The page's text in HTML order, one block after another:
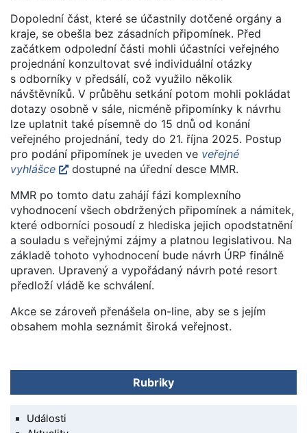
Dopolední část, které se účastnily dotčené orgány a
kraje, se obešla bez zásadních připomínek. Před
začátkem odpolední části mohli účastníci veřejného
projednání konzultovat své individuální otázky
s odborníky v předsálí, což využilo několik
návštěvníků. V průběhu setkání potom mohli pokládat
dotazy osobně v sále, nicméně připomínky k návrhu
lze uplatnit také písemně do 15 dnů od konání
veřejného projednání, tedy do 21. října 2025. Postup
pro podání připomínek je uveden ve veřejné
vyhlášce
dostupné na úřední desce MMR.
MMR po tomto datu zahájí fázi komplexního
vyhodnocení všech obdržených připomínek a námitek,
které odborníci posoudí z hlediska jejich opodstatnění
a souladu s veřejnými zájmy a platnou legislativou. Na
základě tohoto vyhodnocení bude návrh ÚRP finálně
upraven. Upravený a vypořádaný návrh poté resort
předloží vládě ke schválení.
Akce se zároveň přenášela on-line, aby se s jejím
obsahem mohla seznámit široká veřejnost.
Rubriky
Události